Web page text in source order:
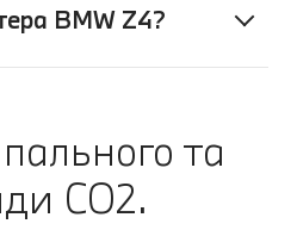
BMW Z4?
та
CO2.